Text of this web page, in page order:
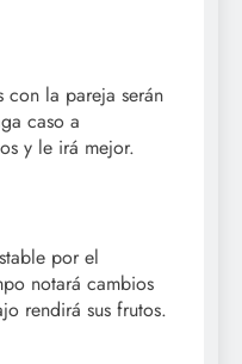
con la pareja serán
caso a
y le irá mejor.
por el
notará cambios
rendirá sus frutos.